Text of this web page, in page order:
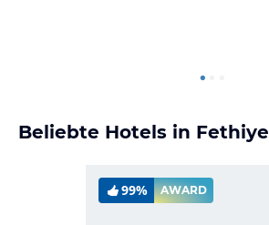
Beliebte Hotels in Fethiye
99% AWARD